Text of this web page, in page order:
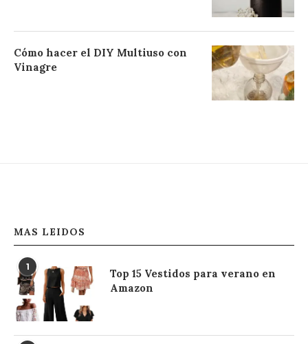
Cómo hacer el DIY Multiuso con
Vinagre
MAS LEIDOS
1
Top 15 Vestidos para verano en
Amazon